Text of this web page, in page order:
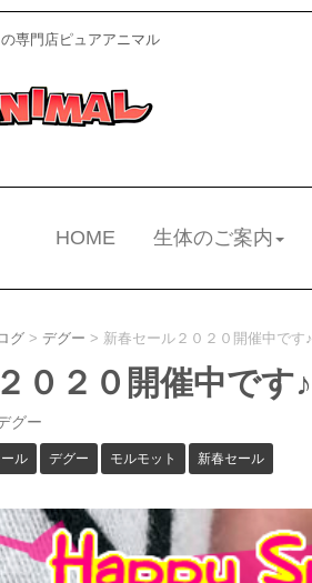
専門店ピュアアニマル
HOME 生体のご案内
グ > デグー > 新春セール２０２０開催中です♪
０２０開催中です♪
グー
ル デグー モルモット 新春セール